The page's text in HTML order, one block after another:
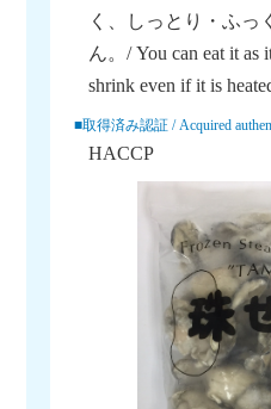
く、しっとり・ふっ
ん。/ You can eat it as
shrink even if it is
■取得済み認証 / Acquired
HACCP